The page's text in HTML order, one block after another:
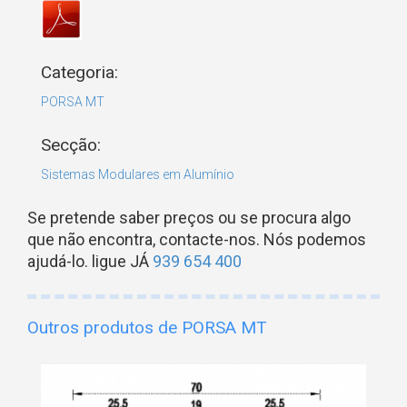
Categoria:
PORSA MT
Secção:
Sistemas Modulares em Alumínio
Se pretende saber preços ou se procura algo
que não encontra, contacte-nos. Nós podemos
ajudá-lo. ligue JÁ 939 654 400
Outros produtos de PORSA MT